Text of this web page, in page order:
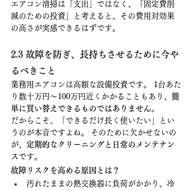
エアコン清掃は「支出」ではなく、「固定費削
減のための投資」と考えると、その費用対効果
の高さが実感できるはずです。
2.3 故障を防ぎ、長持ちさせるために今や
るべきこと
業務用エアコンは高額な設備投資です。 1台あた
り数十万円〜100万円近くかかることもあり、 簡
単に買い替えできるものではありません。
だからこそ、「できるだけ長く使いたい」とい
うのが本音ですよね。 そのために欠かせないの
が、 定期的なクリーニングと日常のメンテナン
ス です。
故障リスクを高める原因とは？
汚れたままの熱交換器に負荷がかかり、冷